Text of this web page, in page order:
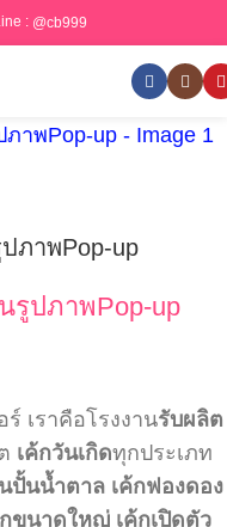
: @cb999
ภาพPop-up
รูปภาพPop-up
ร์ เราคือโรงงานรับผลิต
เค้กวันเกิดทุกประเภท
ปั้นน้ำตาล เค้กฟองดอง
กขนาดใหญ่ เค้กเปิดตัว